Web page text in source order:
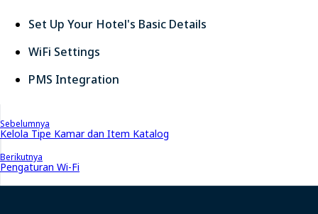
Set Up Your Hotel's Basic Details
WiFi Settings
PMS Integration
Sebelumnya
Kelola Tipe Kamar dan Item Katalog
Berikutnya
Pengaturan Wi-Fi